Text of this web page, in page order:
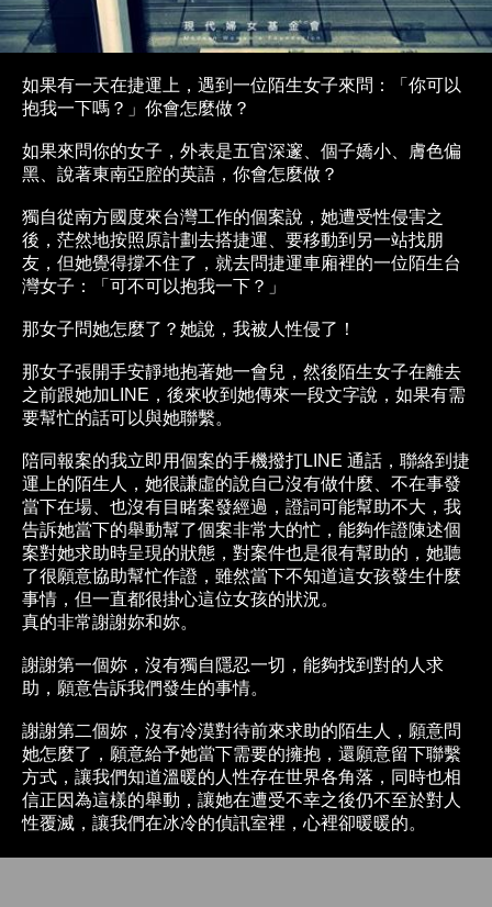
如果有一天在捷運上，遇到一位陌生女子來問：「你可以
抱我一下嗎？」你會怎麼做？
如果來問你的女子，外表是五官深邃、個子嬌小、膚色偏
黑、說著東南亞腔的英語，你會怎麼做？
獨自從南方國度來台灣工作的個案說，她遭受性侵害之
後，茫然地按照原計劃去搭捷運、要移動到另一站找朋
友，但她覺得撐不住了，就去問捷運車廂裡的一位陌生台
灣女子：「可不可以抱我一下？」
那女子問她怎麼了？她說，我被人性侵了！
那女子張開手安靜地抱著她一會兒，然後陌生女子在離去
之前跟她加LINE，後來收到她傳來一段文字說，如果有需
要幫忙的話可以與她聯繫。
陪同報案的我立即用個案的手機撥打LINE 通話，聯絡到捷
運上的陌生人，她很謙虛的說自己沒有做什麼、不在事發
當下在場、也沒有目睹案發經過，證詞可能幫助不大，我
告訴她當下的舉動幫了個案非常大的忙，能夠作證陳述個
案對她求助時呈現的狀態，對案件也是很有幫助的，她聽
了很願意協助幫忙作證，雖然當下不知道這女孩發生什麼
事情，但一直都很掛心這位女孩的狀況。
真的非常謝謝妳和妳。
謝謝第一個妳，沒有獨自隱忍一切，能夠找到對的人求
助，願意告訴我們發生的事情。
謝謝第二個妳，沒有冷漠對待前來求助的陌生人，願意問
她怎麼了，願意給予她當下需要的擁抱，還願意留下聯繫
方式，讓我們知道溫暖的人性存在世界各角落，同時也相
信正因為這樣的舉動，讓她在遭受不幸之後仍不至於對人
性覆滅，讓我們在冰冷的偵訊室裡，心裡卻暖暖的。